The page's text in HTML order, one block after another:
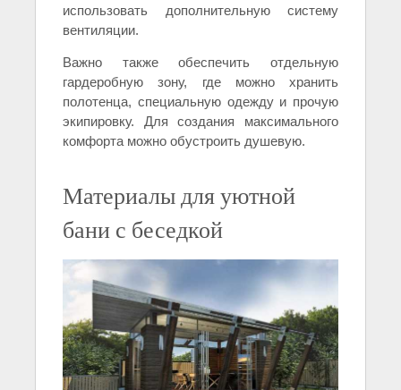
использовать дополнительную систему
вентиляции.
Важно также обеспечить отдельную
гардеробную зону, где можно хранить
полотенца, специальную одежду и прочую
экипировку. Для создания максимального
комфорта можно обустроить душевую.
Материалы для уютной
бани с беседкой